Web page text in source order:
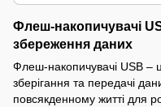
Флеш-накопичувачі
збереження даних
Флеш-накопичувачі USB –
зберігання та передачі
повсякденному житті для